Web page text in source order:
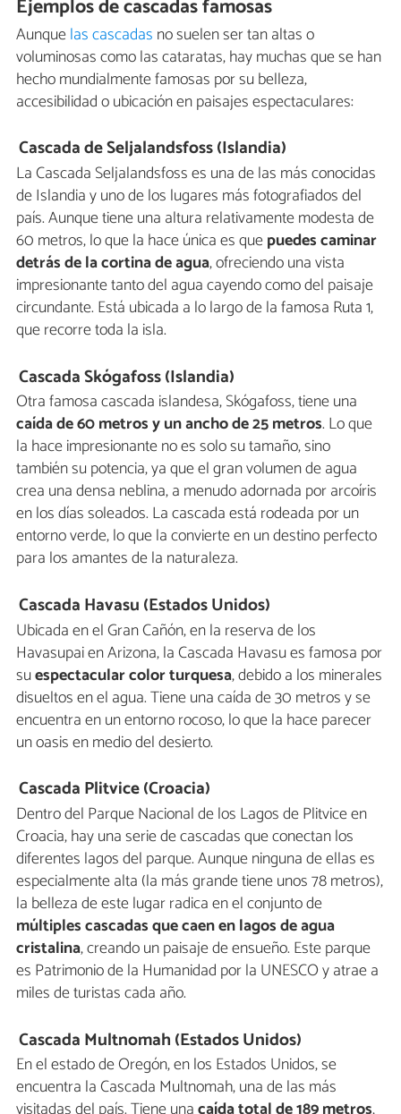
Ejemplos de cascadas famosas
Aunquelas cascadas no suelen ser tan altas o
voluminosas como las cataratas, hay muchas que se han
hecho mundialmente famosas por su belleza,
accesibilidad o ubicación en paisajes espectaculares:
Cascada de Seljalandsfoss (Islandia)
La Cascada Seljalandsfoss es una de las más conocidas
de Islandia y uno de los lugares más fotografiados del
país. Aunque tiene una altura relativamente modesta de
60 metros, lo que la hace única es quepuedes caminar
detrás de la cortina de agua, ofreciendo una vista
impresionante tanto del agua cayendo como del paisaje
circundante. Está ubicada a lo largo de la famosa Ruta 1,
que recorre toda la isla.
Cascada Skógafoss (Islandia)
Otra famosa cascada islandesa, Skógafoss, tiene una
caída de 60 metros y un ancho de 25 metros. Lo que
la hace impresionante no es solo su tamaño, sino
también su potencia, ya que el gran volumen de agua
crea una densa neblina, a menudo adornada por arcoíris
en los días soleados. La cascada está rodeada por un
entorno verde, lo que la convierte en un destino perfecto
para los amantes de la naturaleza.
Cascada Havasu (Estados Unidos)
Ubicada en el Gran Cañón, en la reserva de los
Havasupai en Arizona, la Cascada Havasu es famosa por
suespectacular color turquesa, debido a los minerales
disueltos en el agua. Tiene una caída de 30 metros y se
encuentra en un entorno rocoso, lo que la hace parecer
un oasis en medio del desierto.
Cascada Plitvice (Croacia)
Dentro del Parque Nacional de los Lagos de Plitvice en
Croacia, hay una serie de cascadas que conectan los
diferentes lagos del parque. Aunque ninguna de ellas es
especialmente alta (la más grande tiene unos 78 metros),
la belleza de este lugar radica en el conjunto de
múltiples cascadas que caen en lagos de agua
cristalina, creando un paisaje de ensueño. Este parque
es Patrimonio de la Humanidad por la UNESCO y atrae a
miles de turistas cada año.
Cascada Multnomah (Estados Unidos)
En el estado de Oregón, en los Estados Unidos, se
encuentra la Cascada Multnomah, una de las más